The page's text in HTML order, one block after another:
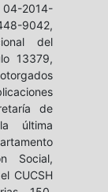
2014-
9042,
del
13379,
de
última
Social,
CUCSH